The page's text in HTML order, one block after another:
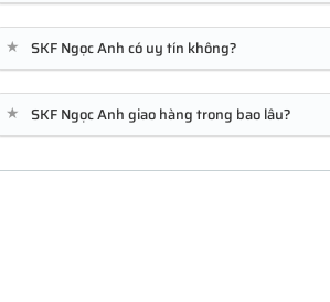
★ SKF Ngọc Anh có uy tín không?
★ SKF Ngọc Anh giao hàng trong bao lâu?